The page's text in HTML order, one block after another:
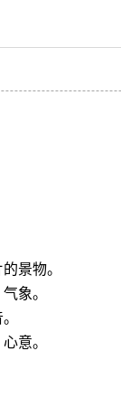
景物。
象。
意。